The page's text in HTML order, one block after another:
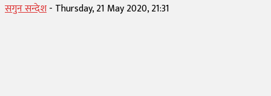
सगुन सन्देश- Thursday, 21 May 2020, 21:31